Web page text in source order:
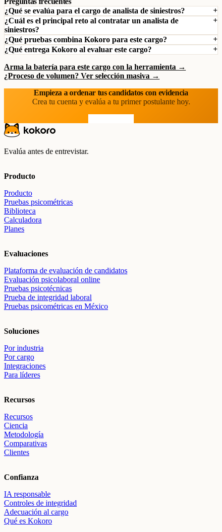
¿Qué se evalúa para el cargo de analista de siniestros?
¿Cuál es el principal reto al contratar un analista de
siniestros?
¿Qué pruebas combina Kokoro para este cargo?
¿Qué entrega Kokoro al evaluar este cargo?
Arma la batería para este cargo con la herramienta →
¿Proceso de volumen? Ver selección masiva →
Empieza a ordenar tus candidatos con evidencia
Crea tu cuenta y evalúa a tu primer postulante hoy.
Evalúa antes de entrevistar.
Producto
Producto
Pruebas psicométricas
Biblioteca
Calculadora
Planes
Evaluaciones
Plataforma de evaluación de candidatos
Evaluación psicolaboral online
Pruebas psicotécnicas
Prueba de integridad laboral
Pruebas psicométricas en México
Soluciones
Por industria
Por cargo
Integraciones
Para líderes
Recursos
Recursos
Ciencia
Metodología
Comparativas
Clientes
Confianza
IA responsable
Controles de integridad
Adecuación al cargo
Qué es Kokoro